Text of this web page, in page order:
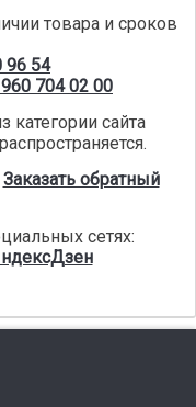
товара и сроков
96 54
704 02 00
категории сайта
Заказать обратный
сетях: